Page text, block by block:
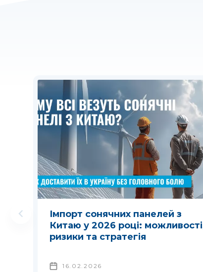
Імпорт сонячних панелей з
Китаю у 2026 році:
ризики та стратегія
16.02.2026